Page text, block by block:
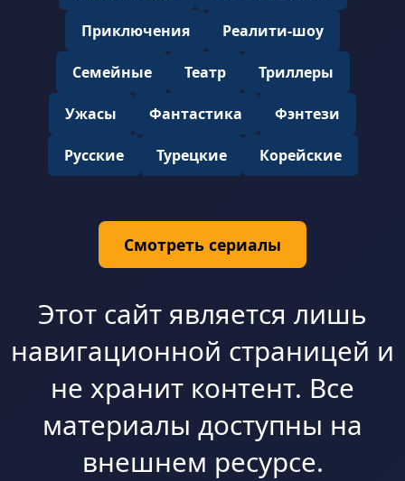
Приключения Реалити-шоу
Семейные Театр Триллеры
Ужасы Фантастика Фэнтези
Русские Турецкие Корейские
Смотреть сериалы
Этот сайт является лишь
навигационной страницей и
не хранит контент. Все
материалы доступны на
внешнем ресурсе.